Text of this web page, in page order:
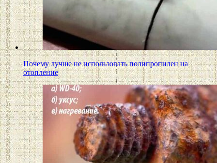
Почему лучше не использовать полипропилен на
отопление